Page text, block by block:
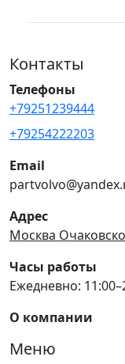
Контакты
Телефоны
+79251239444
+79254222203
Email
Адрес
Москва
Часы работы
Ежедневно:
О компании
Меню